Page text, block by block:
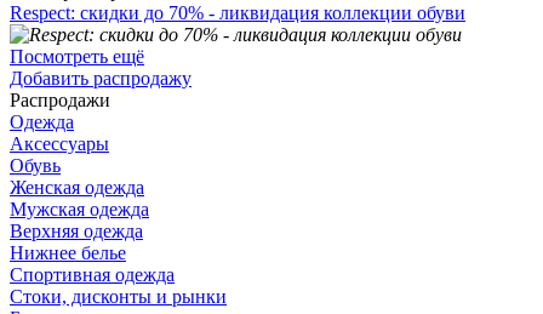
Respect: скидки до 70% - ликвидация коллекции обуви
Посмотреть ещё
Добавить распродажу
Распродажи
Одежда
Аксессуары
Обувь
Женская одежда
Мужская одежда
Верхняя одежда
Нижнее белье
Спортивная одежда
Стоки, дисконты и рынки